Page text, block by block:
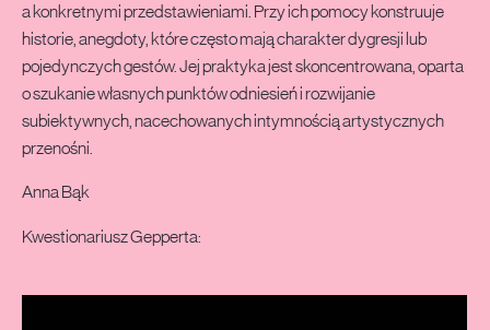
a konkretnymi przedstawieniami. Przy ich pomocy konstruuje
historie, anegdoty, które często mają charakter dygresji lub
pojedynczych gestów. Jej praktyka jest skoncentrowana, oparta
o szukanie własnych punktów odniesień i rozwijanie
subiektywnych, nacechowanych intymnością artystycznych
przenośni.
Anna Bąk
Kwestionariusz Gepperta: